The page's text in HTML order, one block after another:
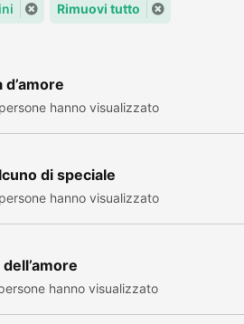
Rimuovi tutto
hanno visualizzato
di speciale
hanno visualizzato
hanno visualizzato